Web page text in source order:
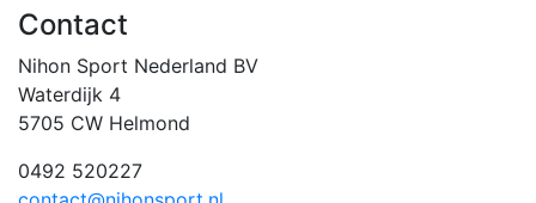
Contact
Nihon Sport Nederland BV
Waterdijk 4
5705 CW Helmond
0492 520227